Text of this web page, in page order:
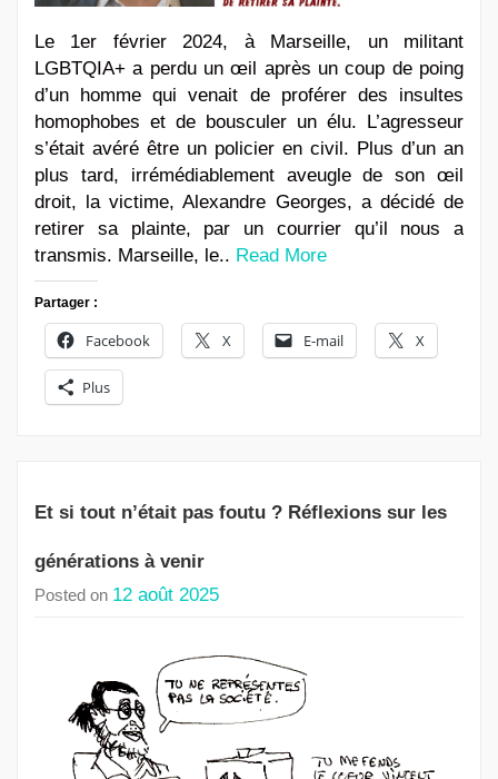
Le 1er février 2024, à Marseille, un militant
LGBTQIA+ a perdu un œil après un coup de poing
d’un homme qui venait de proférer des insultes
homophobes et de bousculer un élu. L’agresseur
s’était avéré être un policier en civil. Plus d’un an
plus tard, irrémédiablement aveugle de son œil
droit, la victime, Alexandre Georges, a décidé de
retirer sa plainte, par un courrier qu’il nous a
transmis. Marseille, le.. Read More
Partager :
Facebook X E-mail X
Plus
Et si tout n’était pas foutu ? Réflexions sur les
générations à venir
Posted on 12 août 2025